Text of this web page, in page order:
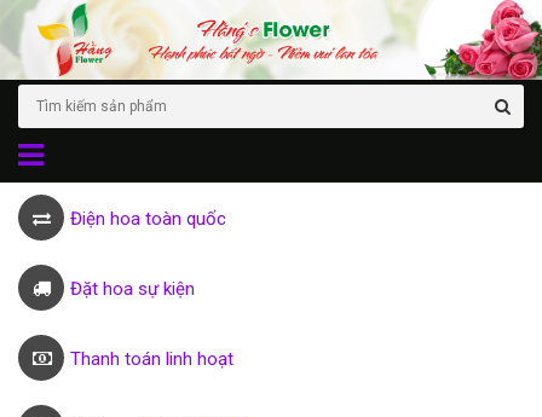
Điện hoa toàn quốc
Đặt hoa sự kiện
Thanh toán linh hoạt